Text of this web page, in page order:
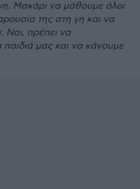
Μακάρι να μάθουμε όλοι
της στη γη και να
Ναι, πρέπει να
μας και να κάνουμε